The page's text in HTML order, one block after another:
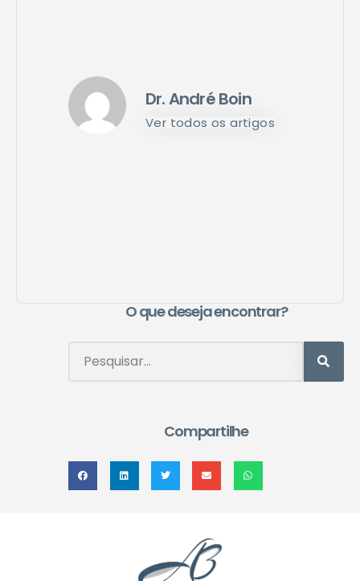
Dr. André Boin
Ver todos os artigos
O que deseja encontrar?
Compartilhe